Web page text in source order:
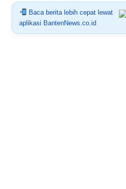
Baca berita lebih cepat lewat
aplikasi BantenNews.co.id